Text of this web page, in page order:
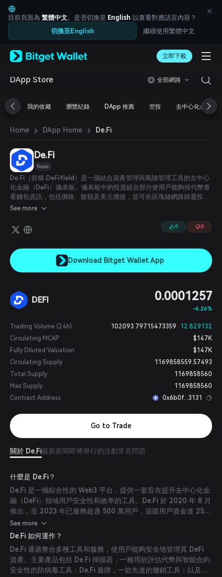
English
日本語
Tiếng Việt
Русский
Español (Latinoamérica)
Türkçe
Français
简体中文
繁體中文
Bahasa Indonesia
ภาษาไทย
العربية
বাংলা
Español
Português (Brasil)
Español (Argentina)
目前頁面為 繁體中文。是否切換至 English 以查看對應語言內容？
切換至English 繼續使用繁體中文
立即下載
DApp Store 全部網路
我的收藏 瀏覽紀錄 DApp 推薦 空投 去中心化金融
Home › DApp Home › De.Fi
De.Fi
Tools
De.Fi（前稱 DeFiYield）是一個結合資產管理與風險管理工具的去中心
化金融（DeFi）儀表板。儀表板中的投資組合部分使用戶能夠按代幣查
看錢包資訊，包括價格、餘額及美元價值，並可依區塊鏈網路篩選投資
組合數據。此外，使用者還能快速以市場上最佳匯率交換代幣。
See more
0 0
Download Bitget Wallet App
DEFI 0.0001257
-6.26%
Trading Volume (24h) 102093.79715473359
12.829132
Circulating MCAP
$147K
Fully Diluted Valuation
$147K
Circulating Supply
1169858559.57493
Total Supply
1169858560
Max Supply
1169858560
Contract Address
0x6b0f...3131
Go to Trade
關於 De.Fi最新新聞 即將舉行的活動常見問題
什麼是 De.Fi？
De.Fi 是一個綜合性的 Web3 平台，提供一套旨在提升去中心化金
融（DeFi）領域用戶安全性和效率的工具。De.Fi 於 2020 年 8 月
推出，至 2023 年已服務超過 500 萬用戶，追蹤用戶資金達 250
億美元。該平台的使命是保護用戶免受 Web3 邪惡行為者侵害及
防止詐騙，同時提供領先的投資組合追蹤和安全解決方案。
See more
De.Fi 如何運作？
De.Fi 通過整合多種工具和服務，使用戶能夠安全地管理其 DeFi
資產。主要產品包括 De.Fi 掃描器，一種用於評估代幣與智能合約
安全性的防病毒工具；De.Fi 盾牌，一款先進的撤銷工具；以及全